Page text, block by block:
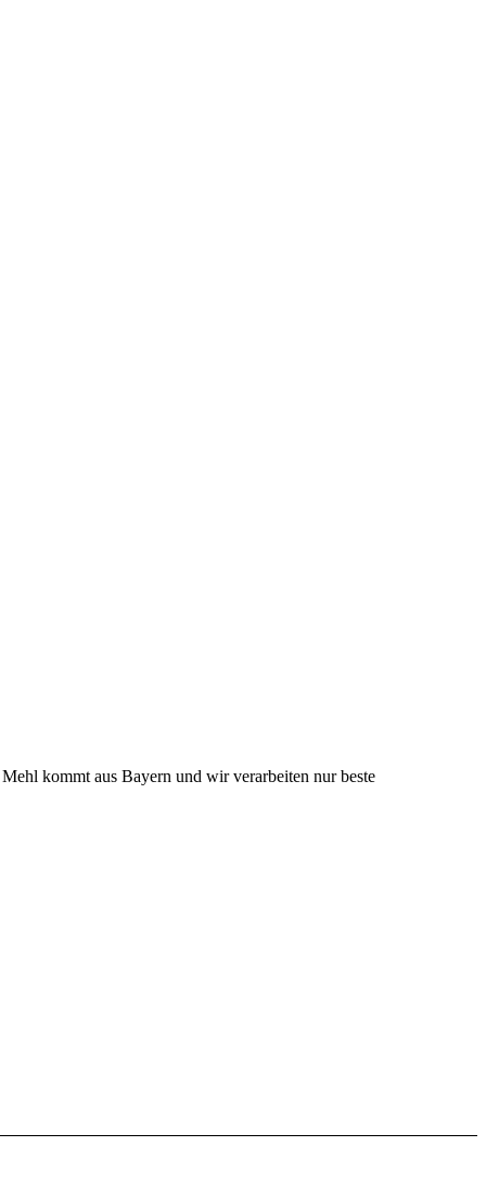
kommt aus Bayern und wir verarbeiten nur beste